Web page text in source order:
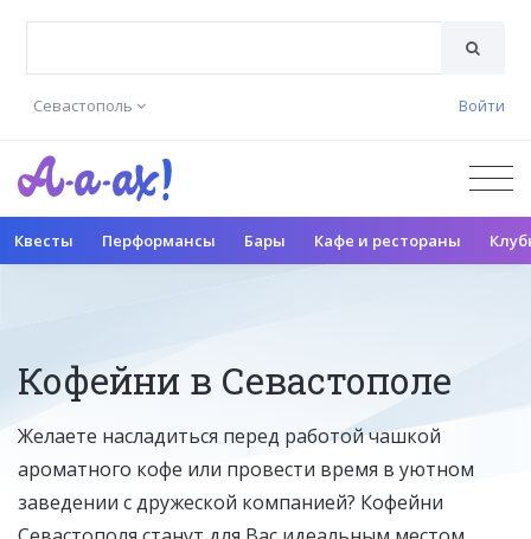
Севастополь Войти
Квесты Перформансы Бары Кафе и рестораны
Кофейни в Севастополе
Желаете насладиться перед работой чашкой
ароматного кофе или провести время в уютном
заведении с дружеской компанией? Кофейни